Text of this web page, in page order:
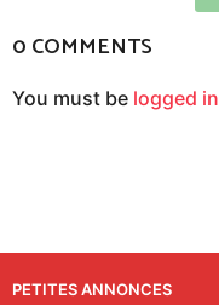
0 COMMENTS
You must be logged in
PETITES ANNONCES